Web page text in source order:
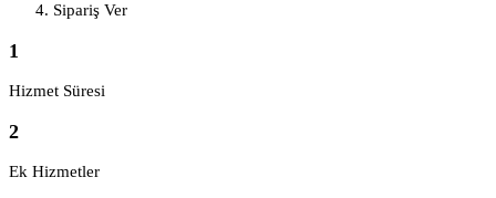
Sipariş Ver
1
Hizmet Süresi
2
Ek Hizmetler